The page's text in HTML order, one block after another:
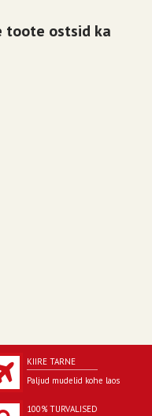
toote ostsid ka
KIIRE TARNE
Paljud mudelid kohe laos
100% TURVALISED